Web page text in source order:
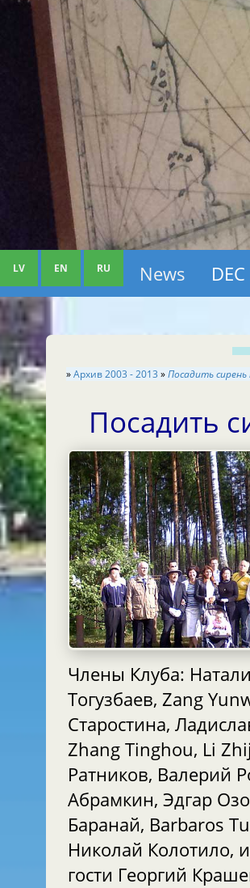
LV EN RU News DEC
»Aрхив 2003 - 2013 »Посадить
Посадить
Члены Клуба:
Тогузбаев, Zang
Старостина,
Zhang Tinghou, Li
Ратников, Валерий
Абрамкин, Эдгар
Баранай, Barbaros
Николай Колотило,
гости Георгий